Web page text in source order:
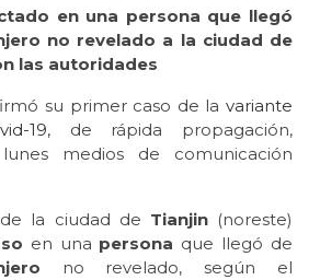
en una persona que llegó
no revelado a la ciudad de
las autoridades
su primer caso de la variante
19, de rápida propagación,
medios de comunicación
de la ciudad de Tianjin(noreste)
en una persona que llegó de
no revelado, según el